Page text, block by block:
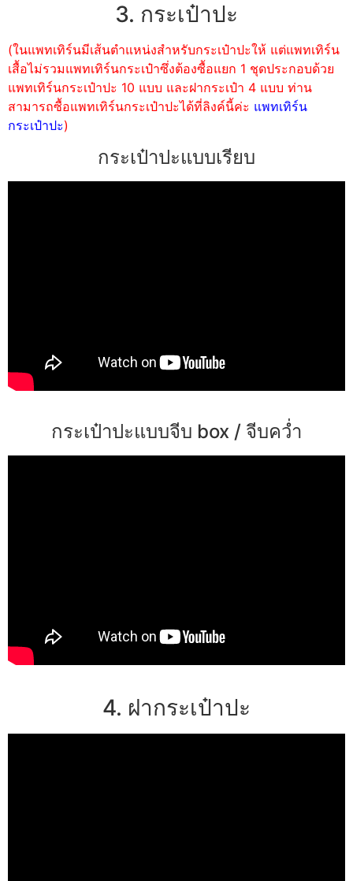
3. กระเป๋าปะ
(ในแพทเทิร์นมีเส้นตำแหน่งสำหรับกระเป๋าปะให้ แต่แพทเทิร์น
เสื้อไม่รวมแพทเทิร์นกระเป๋าซึ่งต้องซื้อแยก 1 ชุดประกอบด้วย
แพทเทิร์นกระเป๋าปะ 10 แบบ และฝากระเป๋า 4 แบบ ท่าน
สามารถซื้อแพทเทิร์นกระเป๋าปะได้ที่ลิงค์นี้ค่ะ แพทเทิร์น
กระเป๋าปะ)
กระเป๋าปะแบบเรียบ
กระเป๋าปะแบบจีบ box / จีบคว่ำ
4. ฝากระเป๋าปะ